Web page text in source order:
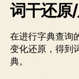
词干还原
在进行字典查询
变化还原，得到
典。